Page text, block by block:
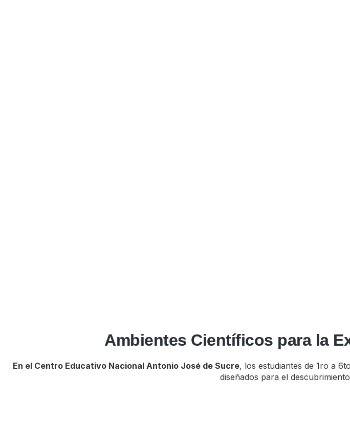
Ambientes Científicos para la
En el Centro Educativo Nacional Antonio José de Sucre, los estudiantes de 1ro a
diseñados para el